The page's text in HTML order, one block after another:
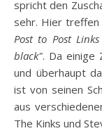
spricht den
sehr. Hier
Post to Post
black". Da einige
und überhaupt
ist von seinen
aus
The Kinks und